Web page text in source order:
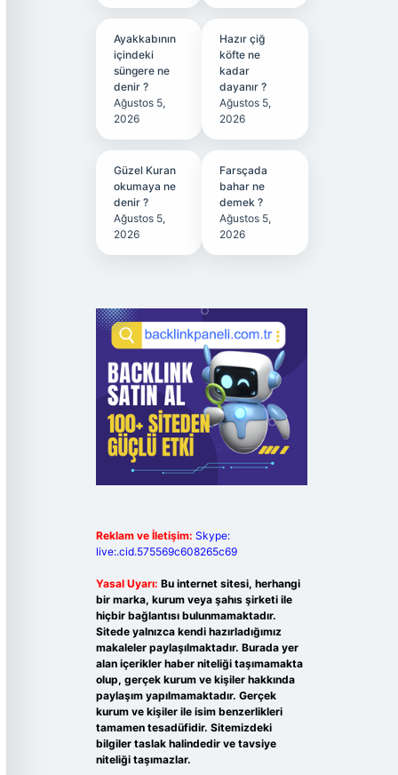
Ayakkabının
içindeki
süngere ne
denir ?
Ağustos 5,
2026
Hazır çiğ
köfte ne
kadar
dayanır ?
Ağustos 5,
2026
Güzel Kuran
okumaya ne
denir ?
Ağustos 5,
2026
Farsçada
bahar ne
demek ?
Ağustos 5,
2026
Reklam ve İletişim: Skype:
live:.cid.575569c608265c69
Yasal Uyarı: Bu internet sitesi, herhangi
bir marka, kurum veya şahıs şirketi ile
hiçbir bağlantısı bulunmamaktadır.
Sitede yalnızca kendi hazırladığımız
makaleler paylaşılmaktadır. Burada yer
alan içerikler haber niteliği taşımamakta
olup, gerçek kurum ve kişiler hakkında
paylaşım yapılmamaktadır. Gerçek
kurum ve kişiler ile isim benzerlikleri
tamamen tesadüfidir. Sitemizdeki
bilgiler taslak halindedir ve tavsiye
niteliği taşımazlar.